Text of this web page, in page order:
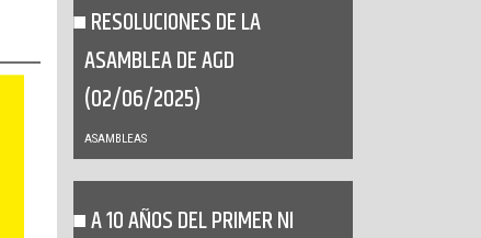
RESOLUCIONES DE LA
ASAMBLEA DE AGD
(02/06/2025)
ASAMBLEAS
A 10 AÑOS DEL PRIMER NI